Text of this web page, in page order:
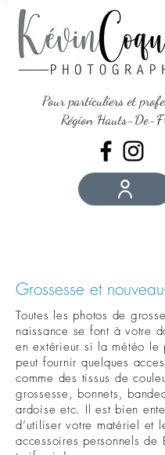
Pour particuliers et
Région Hauts-De-
Grossesse et
Toutes les photos de
naissance se font à votre
en extérieur si la météo le
peut fournir quelques
comme des tissus de
grossesse, bonnets,
ardoise etc. Il est bien
d’utiliser votre matériel et
accessoires personnels de